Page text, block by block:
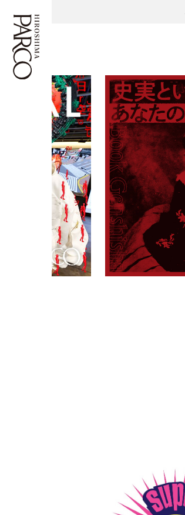
フロアガイド
施設案内・アクセス
イベント・ポップアップ
ニュース
レストラン・カフェ
TAX FREE
PARCOメンバーズ
ENGLISH
繁体字
簡体字
한국어
ภาษาไทย
日本語